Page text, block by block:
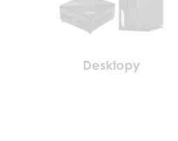
Desktopy